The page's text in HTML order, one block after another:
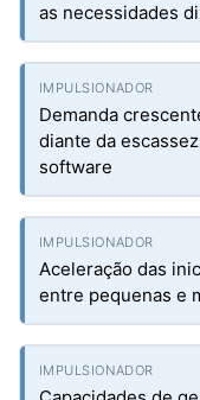
as necessidades
Demanda
diante da
software
Aceleração das
entre pequenas e